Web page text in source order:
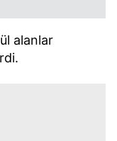
alanlar